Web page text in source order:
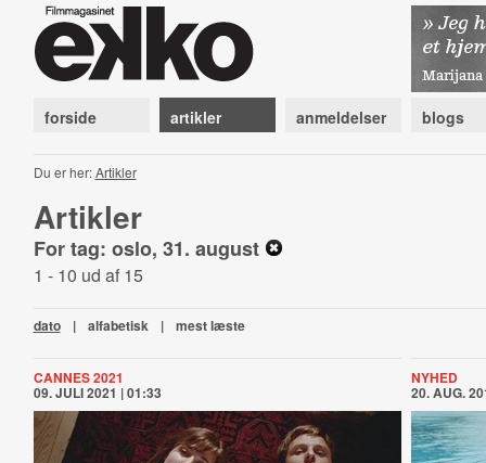
forside artikler anmeldelser blogs
Du er her:Artikler
Artikler
For tag: oslo, 31. august
1 - 10 ud af 15
dato | alfabetisk | mest læste
CANNES 2021
09. JULI 2021 | 01:33
NYHED
20. AUG.